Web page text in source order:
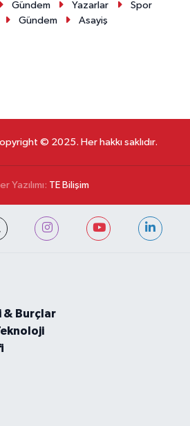
Gündem Yazarlar
Spor
Gündem
Asayiş
© 2025. Her hakkı saklıdır.
Yazılımı: TE Bilişim
Burçlar